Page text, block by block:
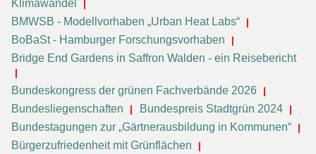
Klimawandel
BMWSB - Modellvorhaben „Urban Heat Labs“
BoBaSt - Hamburger Forschungsvorhaben
Bridge End Gardens in Saffron Walden - ein Reisebericht
Bundeskongress der grünen Fachverbände 2026
Bundesliegenschaften
Bundespreis Stadtgrün 2024
Bundestagungen zur „Gärtnerausbildung in Kommunen“
Bürgerzufriedenheit mit Grünflächen